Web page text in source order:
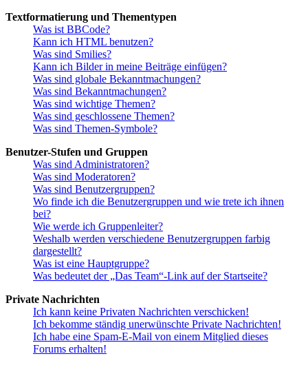
Textformatierung und Thementypen
Was ist BBCode?
Kann ich HTML benutzen?
Was sind Smilies?
Kann ich Bilder in meine Beiträge einfügen?
Was sind globale Bekanntmachungen?
Was sind Bekanntmachungen?
Was sind wichtige Themen?
Was sind geschlossene Themen?
Was sind Themen-Symbole?
Benutzer-Stufen und Gruppen
Was sind Administratoren?
Was sind Moderatoren?
Was sind Benutzergruppen?
Wo finde ich die Benutzergruppen und wie trete ich ihnen
bei?
Wie werde ich Gruppenleiter?
Weshalb werden verschiedene Benutzergruppen farbig
dargestellt?
Was ist eine Hauptgruppe?
Was bedeutet der „Das Team“-Link auf der Startseite?
Private Nachrichten
Ich kann keine Privaten Nachrichten verschicken!
Ich bekomme ständig unerwünschte Private Nachrichten!
Ich habe eine Spam-E-Mail von einem Mitglied dieses
Forums erhalten!